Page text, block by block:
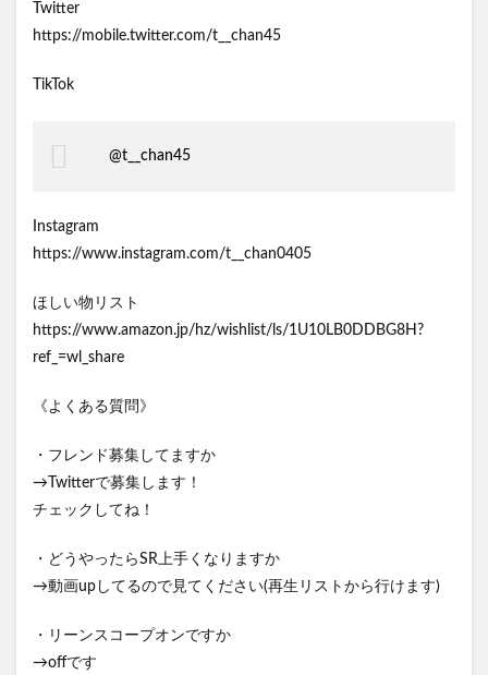
Twitter
https://mobile.twitter.com/t__chan45
TikTok
@t__chan45
Instagram
https://www.instagram.com/t__chan0405
ほしい物リスト
https://www.amazon.jp/hz/wishlist/ls/1U10LB0DDBG8H?
ref_=wl_share
《よくある質問》
・フレンド募集してますか
→Twitterで募集します！
チェックしてね！
・どうやったらSR上手くなりますか
→動画upしてるので見てください(再生リストから行けます)
・リーンスコープオンですか
→offです